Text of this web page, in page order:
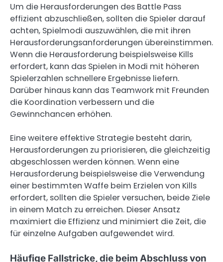
Um die Herausforderungen des Battle Pass
effizient abzuschließen, sollten die Spieler darauf
achten, Spielmodi auszuwählen, die mit ihren
Herausforderungsanforderungen übereinstimmen.
Wenn die Herausforderung beispielsweise Kills
erfordert, kann das Spielen in Modi mit höheren
Spielerzahlen schnellere Ergebnisse liefern.
Darüber hinaus kann das Teamwork mit Freunden
die Koordination verbessern und die
Gewinnchancen erhöhen.
Eine weitere effektive Strategie besteht darin,
Herausforderungen zu priorisieren, die gleichzeitig
abgeschlossen werden können. Wenn eine
Herausforderung beispielsweise die Verwendung
einer bestimmten Waffe beim Erzielen von Kills
erfordert, sollten die Spieler versuchen, beide Ziele
in einem Match zu erreichen. Dieser Ansatz
maximiert die Effizienz und minimiert die Zeit, die
für einzelne Aufgaben aufgewendet wird.
Häufige Fallstricke, die beim Abschluss von